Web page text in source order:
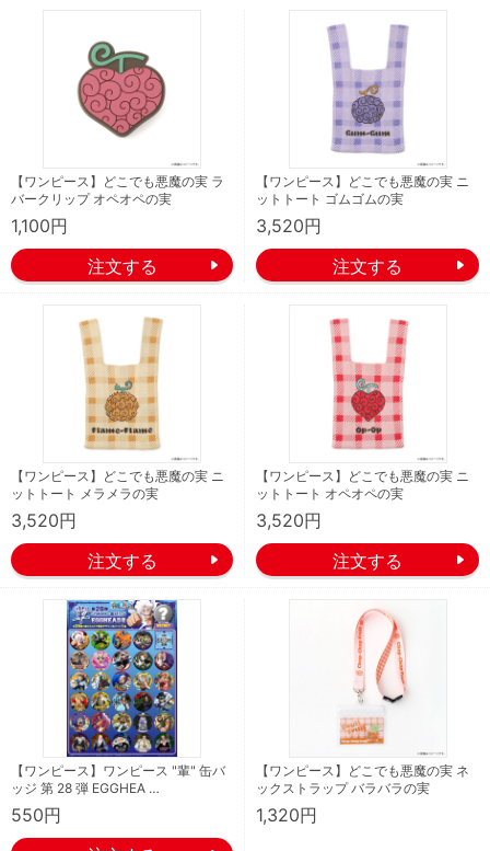
【ワンピース】どこでも悪魔の実 ラ
バークリップ オペオペの実
1,100円
【ワンピース】どこでも悪魔の実 ニ
ットトート ゴムゴムの実
3,520円
【ワンピース】どこでも悪魔の実 ニ
ットトート メラメラの実
3,520円
【ワンピース】どこでも悪魔の実 ニ
ットトート オペオペの実
3,520円
【ワンピース】ワンピース "輩" 缶バ
ッジ 第 28 弾 EGGHEA …
550円
【ワンピース】どこでも悪魔の実 ネ
ックストラップ バラバラの実
1,320円